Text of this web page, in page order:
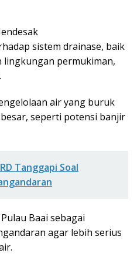
sistem drainase, baik
lingkungan permukiman,
air yang buruk
seperti potensi banjir
Tanggapi Soal
Baai sebagai
agar lebih serius